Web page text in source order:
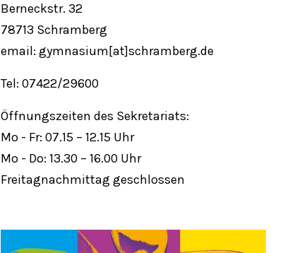
Berneckstr. 32
78713 Schramberg
email: gymnasium[at]schramberg.de
Tel: 07422/29600
Öffnungszeiten des Sekretariats:
Mo - Fr: 07.15 – 12.15 Uhr
Mo - Do: 13.30 – 16.00 Uhr
Freitagnachmittag geschlossen